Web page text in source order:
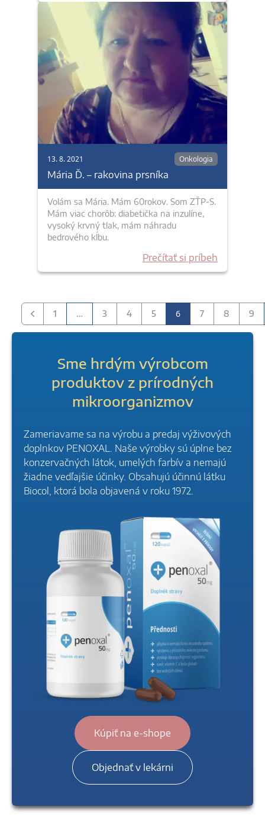
13. 8. 2021 Onkologia
Mária Ď. – rakovina prsníka
Volám sa Mária. Mám 60rokov. Som ZŤP-S.
Mám viac chorôb: diabetička na inzulíne,
vysoký krvný tlak, mám náhradu
bedrového kĺbu.
Prečítať si príbeh
Predchádzajúci
1 … 3 4 5 6 7 8 9
Sme hrdým výrobcom
produktov z prírodných
mikroorganizmov
Zameriavame sa na výrobu a predaj výživových
doplnkov PENOXAL. Naše výrobky sú úplne bez
konzervačných látok, umelých farbív a nemajú
žiadne vedľajšie účinky. Obsahujú účinnú látku
Biocol, ktorá bola objavená v roku 1972.
Kúpiť na e-shope
Objednať v lekárni